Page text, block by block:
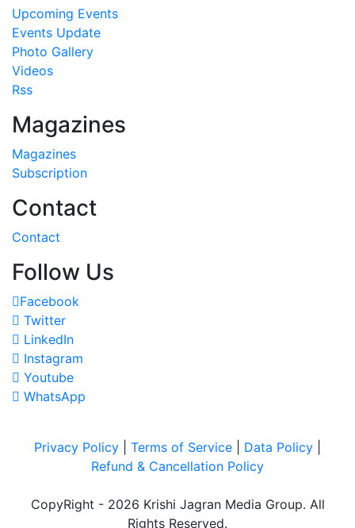
Upcoming Events
Events Update
Photo Gallery
Videos
Rss
Magazines
Magazines
Subscription
Contact
Contact
Follow Us
Facebook
Twitter
LinkedIn
Instagram
Youtube
WhatsApp
Privacy Policy Terms of Service Data Policy
Refund & Cancellation Policy
CopyRight - 2026 Krishi Jagran Media Group. All
Rights Reserved.